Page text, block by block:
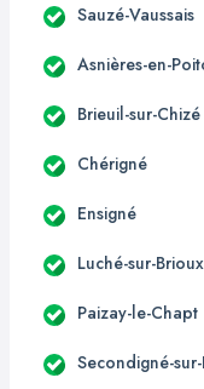
Sauzé-Vaussais
Asnières-en-
Brieuil-sur-Chizé
Chérigné
Ensigné
Luché-sur-Brioux
Paizay-le-Chapt
Secondigné-